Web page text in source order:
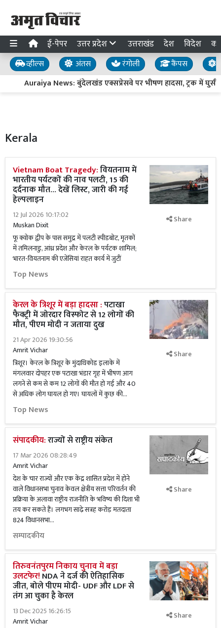
ई-पेपर उत्तर प्रदेश उत्तराखंड देश विदेश
व्हील्स अंतस रंगोली कैंपस
Auraiya News: बुंदेलखंड एक्सप्रेसवे पर भीषण हादसा, ट्रक में घुसी
Kerala
Vietnam Boat Tragedy:वियतनाम में
भारतीय पर्यटकों की नाव पलटी, 15 की
दर्दनाक मौत... देखें लिस्ट, जारी की गई
हेल्पलाइन
12 Jul 2026 10:17:02
Muskan Dixit
फू क्वोक द्वीप के पास समुद्र में पलटी स्पीडबोट, मृतकों
में तमिलनाडु, आंध्र प्रदेश और केरल के पर्यटक शामिल;
भारत-वियतनाम की एजेंसियां राहत कार्य में जुटीं
Top News
Share
केरल के त्रिशूर में बड़ा हादसा :पटाखा
फैक्ट्री में जोरदार विस्फोट से 12 लोगों की
मौत, पीएम मोदी न जताया दुख
21 Apr 2026 19:30:56
Amrit Vichar
त्रिशूर। केरल के त्रिशूर के मुंदाथिकोड इलाके में
मंगलवार दोपहर एक पटाखा भंडार गृह में भीषण आग
लगने से कम से कम 12 लोगों की मौत हो गई और 40
से अधिक लोग घायल हो गए। घायलों में कुछ की...
Top News
Share
संपादकीय:राज्यों से राष्ट्रीय संकेत
17 Mar 2026 08:28:49
Amrit Vichar
देश के चार राज्यों और एक केंद्र शासित प्रदेश में होने
वाले विधानसभा चुनाव केवल क्षेत्रीय सत्ता परिवर्तन की
प्रक्रिया के अलावा राष्ट्रीय राजनीति के भविष्य की दिशा भी
तय कर सकते हैं। लगभग साढ़े सत्रह करोड़ मतदाता
824 विधानसभा...
सम्पादकीय
Share
तिरुवनंतपुरम निकाय चुनाव में बड़ा
उलटफेर! NDA ने दर्ज की ऐतिहासिक
जीत, बोले पीएम मोदी- UDF और LDF से
तंग आ चुका है केरल
13 Dec 2025 16:26:15
Amrit Vichar
Share